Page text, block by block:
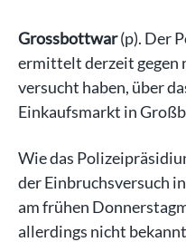
Grossbottwar(p). Der
ermittelt derzeit gegen
versucht haben, über
Einkaufsmarkt in
Wie das
der Einbruchsversuch
am frühen
allerdings nicht